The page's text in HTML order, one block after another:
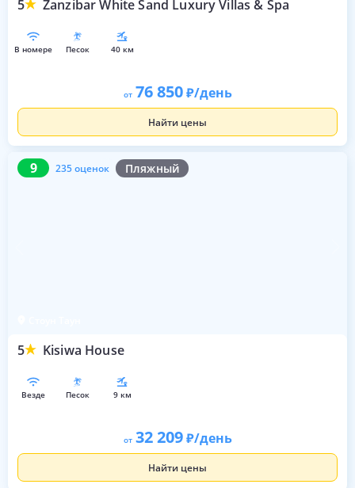
5 Zanzibar White Sand Luxury Villas & Spa
в номере песок 40 км
от 76 850 /день
Найти цены
9 235 оценок Пляжный
5 Kisiwa House
9 235 оценок
везде песок 9 км
от 32 209 /день
Найти цены